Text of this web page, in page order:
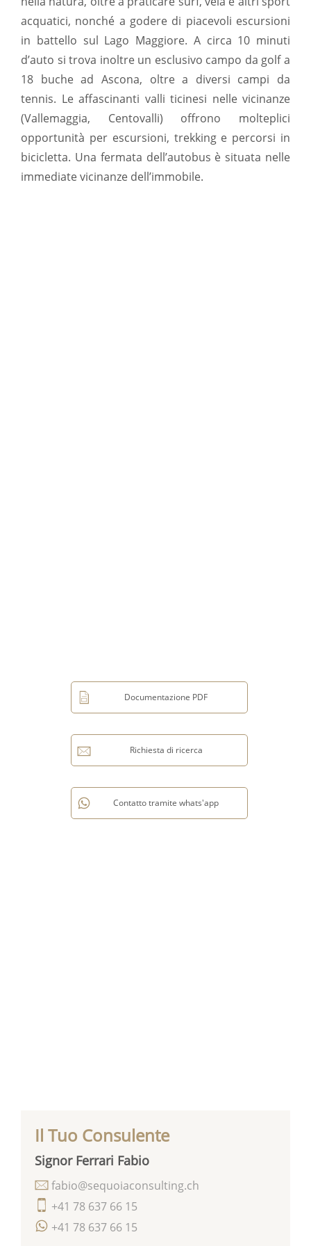
acquatici, nonché a godere di piacevoli escursioni
in battello sul Lago Maggiore. A circa 10 minuti
d’auto si trova inoltre un esclusivo campo da golf a
18 buche ad Ascona, oltre a diversi campi da
tennis. Le affascinanti valli ticinesi nelle vicinanze
(Vallemaggia, Centovalli) offrono molteplici
opportunità per escursioni, trekking e percorsi in
bicicletta. Una fermata dell’autobus è situata nelle
immediate vicinanze dell’immobile.
Il Tuo Consulente
Signor Ferrari Fabio
+41 78 637 66 15
+41 78 637 66 15
fabio@sequoiaconsulting.ch
Documentazione PDF
Richiesta di ricerca
Contatto tramite whats'app